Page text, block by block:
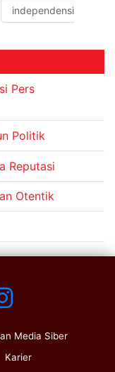
independensi
Pers
Politik
Reputasi
Otentik
Media Siber
Karier